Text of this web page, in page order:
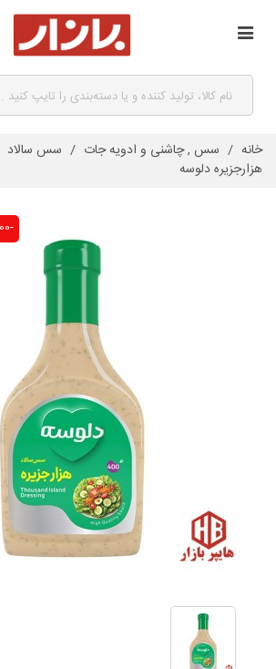
خانه / سس , چاشنی و ادویه جات / سس سالاد
هزارجزیره دلوسه
-65,100 تومان